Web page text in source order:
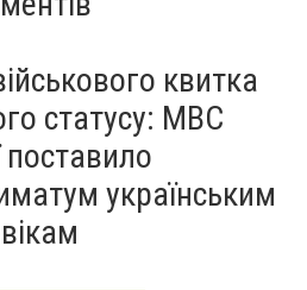
квитка
статусу: МВС
поставило
українським